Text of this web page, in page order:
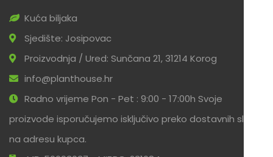
Kuća biljaka
Sjedište: Josipovac
Proizvodnja / Ured: Sunčana 21, 31214 Korog
info@planthouse.hr
Radno vrijeme Pon - Pet : 9:00 - 17:00h Svoje
proizvode isporučujemo isključivo preko dostavnih službi
na adresu kupca.